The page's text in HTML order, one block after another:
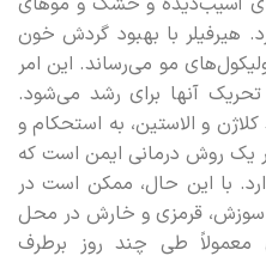
هیرفیلر با بهبود گردش خون
مو می‌رساند. این امر
آنها برای رشد می‌شود.
و الاستین، به استحکام و
یک روش درمانی ایمن است که
با این حال، ممکن است در
سوزش، قرمزی و خارش در محل
معمولاً طی چند روز برطرف